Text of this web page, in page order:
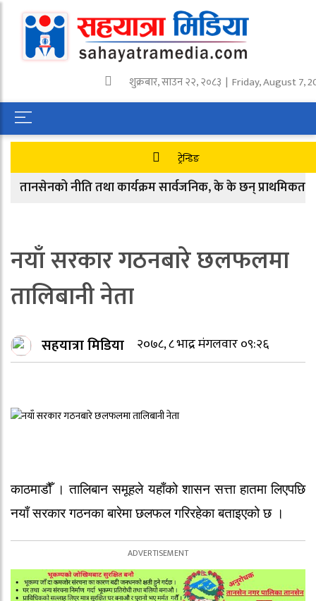
शुक्रबार,साउन२२,२०८३ | Friday, August 7,
ट्रेन्डिङ
नीति तथा कार्यक्रम सार्वजनिक, के के छन् प्राथमिकतामा ?
नयाँ सरकार गठनबारे छलफलमा
तालिबानी नेता
सहयात्रा मिडिया २०७८, ८ भाद्र मंगलवार ०९:२६
काठमाडौँ । तालिबान समूहले यहाँको शासन सत्ता हातमा लिएपछि
नयाँ सरकार गठनका बारेमा छलफल गरिरहेका बताइएको छ ।